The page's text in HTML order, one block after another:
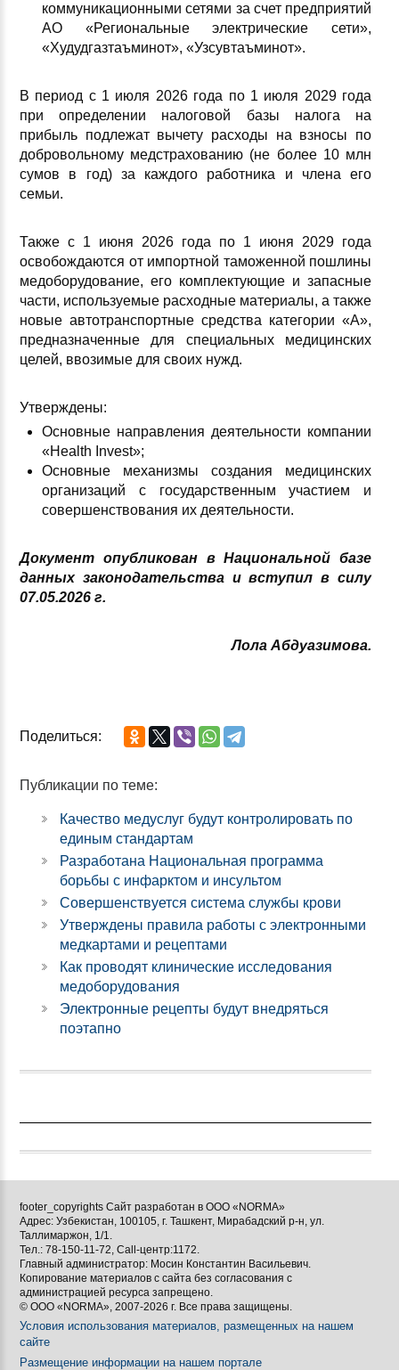
коммуникационными сетями за счет предприятий
АО «Региональные электрические сети»,
«Худудгазтаъминот», «Узсувтаъминот».
В период с 1 июля 2026 года по 1 июля 2029 года
при определении налоговой базы налога на
прибыль подлежат вычету расходы на взносы по
добровольному медстрахованию (не более 10 млн
сумов в год) за каждого работника и члена его
семьи.
Также с 1 июня 2026 года по 1 июня 2029 года
освобождаются от импортной таможенной пошлины
медоборудование, его комплектующие и запасные
части, используемые расходные материалы, а также
новые автотранспортные средства категории «А»,
предназначенные для специальных медицинских
целей, ввозимые для своих нужд.
Утверждены:
Основные направления деятельности компании
«Health Invest»;
Основные механизмы создания медицинских
организаций с государственным участием и
совершенствования их деятельности.
Документ опубликован в Национальной базе
данных законодательства и вступил в силу
07.05.2026 г.
Лола Абдуазимова.
Поделиться:
Публикации по теме:
Качество медуслуг будут контролировать по
единым стандартам
Разработана Национальная программа
борьбы с инфарктом и инсультом
Совершенствуется система службы крови
Утверждены правила работы с электронными
медкартами и рецептами
Как проводят клинические исследования
медоборудования
Электронные рецепты будут внедряться
поэтапно
footer_copyrights Сайт разработан в ООО «NORMA»
Адрес: Узбекистан, 100105, г. Ташкент, Мирабадский р-н, ул.
Таллимаржон, 1/1.
Тел.: 78-150-11-72, Call-центр:1172.
Главный администратор: Мосин Константин Васильевич.
Копирование материалов с сайта без согласования с
администрацией ресурса запрещено.
© ООО «NORMA», 2007-2026 г. Все права защищены.
Условия использования материалов, размещенных на нашем
сайте
Размещение информации на нашем портале